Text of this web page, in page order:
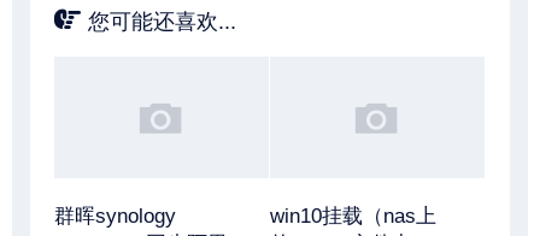
您可能还喜欢...
群晖synology
win10挂载（nas上